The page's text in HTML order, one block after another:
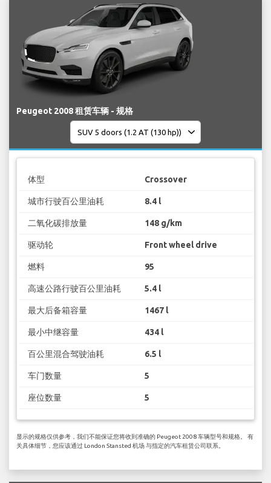
Peugeot 2008 租赁车辆 - 规格
体型 Crossover
城市行驶百公里油耗 8.4 l
二氧化碳排放量 148 g/km
驱动轮 Front wheel drive
燃料 95
高速公路行驶百公里油耗 5.4 l
最大后备箱容量 1467 l
最小中继容量 434 l
百公里混合驾驶油耗 6.5 l
车门数量 5
座位数量 5
显示的规格仅供参考，我们不能保证您将收到准确的 Peugeot 2008 车辆型号和规格。 有
关具体细节，您应该通过 London Stansted 机场 与指定的汽车租赁公司联系。